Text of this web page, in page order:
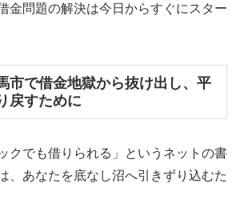
金問題の解決は今日からすぐにスター
市で借金地獄から抜け出し、平
戻すために
クでも借りられる」というネットの書
、あなたを底なし沼へ引きずり込むた